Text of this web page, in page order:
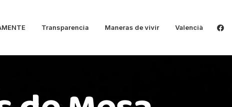
Transparencia Maneras de vivir Valencià